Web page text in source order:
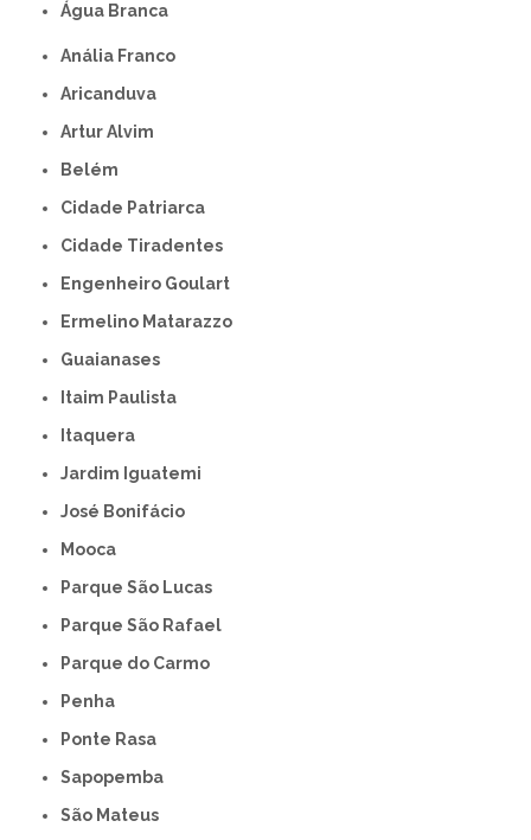
Água Branca
Anália Franco
Aricanduva
Artur Alvim
Belém
Cidade Patriarca
Cidade Tiradentes
Engenheiro Goulart
Ermelino Matarazzo
Guaianases
Itaim Paulista
Itaquera
Jardim Iguatemi
José Bonifácio
Mooca
Parque São Lucas
Parque São Rafael
Parque do Carmo
Penha
Ponte Rasa
Sapopemba
São Mateus